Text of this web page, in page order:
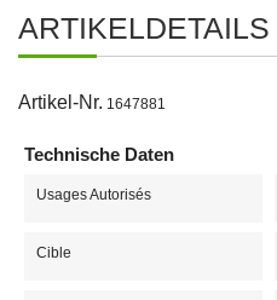
ARTIKELDETAILS
Artikel-Nr. 1647881
Technische Daten
Usages Autorisés
Cible